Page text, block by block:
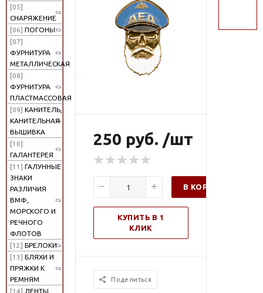
[05]
СНАРЯЖЕНИЕ
[06] ПОГОНЫ
[07]
ФУРНИТУРА
МЕТАЛЛИЧЕСКАЯ
[08]
ФУРНИТУРА
ПЛАСТМАССОВАЯ
[09] КАНИТЕЛЬ,
КАНИТЕЛЬНАЯ
ВЫШИВКА
[10]
ГАЛАНТЕРЕЯ
[11] ГАЛУННЫЕ
ЗНАКИ
РАЗЛИЧИЯ
ВМФ,
МОРСКОГО И
РЕЧНОГО
ФЛОТОВ
[12] БРЕЛОКИ
[13] БЛЯХИ И
ПРЯЖКИ К
РЕМНЯМ
[14] ЛЕНТЫ
250 руб. /шт
В КОРЗИНУ
КУПИТЬ В 1
КЛИК
Поделиться